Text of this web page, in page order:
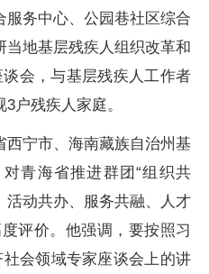
务中心、公园巷社区综合
地基层残疾人组织改革和
会，与基层残疾人工作者
户残疾人家庭。
宁市、海南藏族自治州基
青海省推进群团“组织共
活动共办、服务共融、人才
评价。他强调，要按照习
会领域专家座谈会上的讲